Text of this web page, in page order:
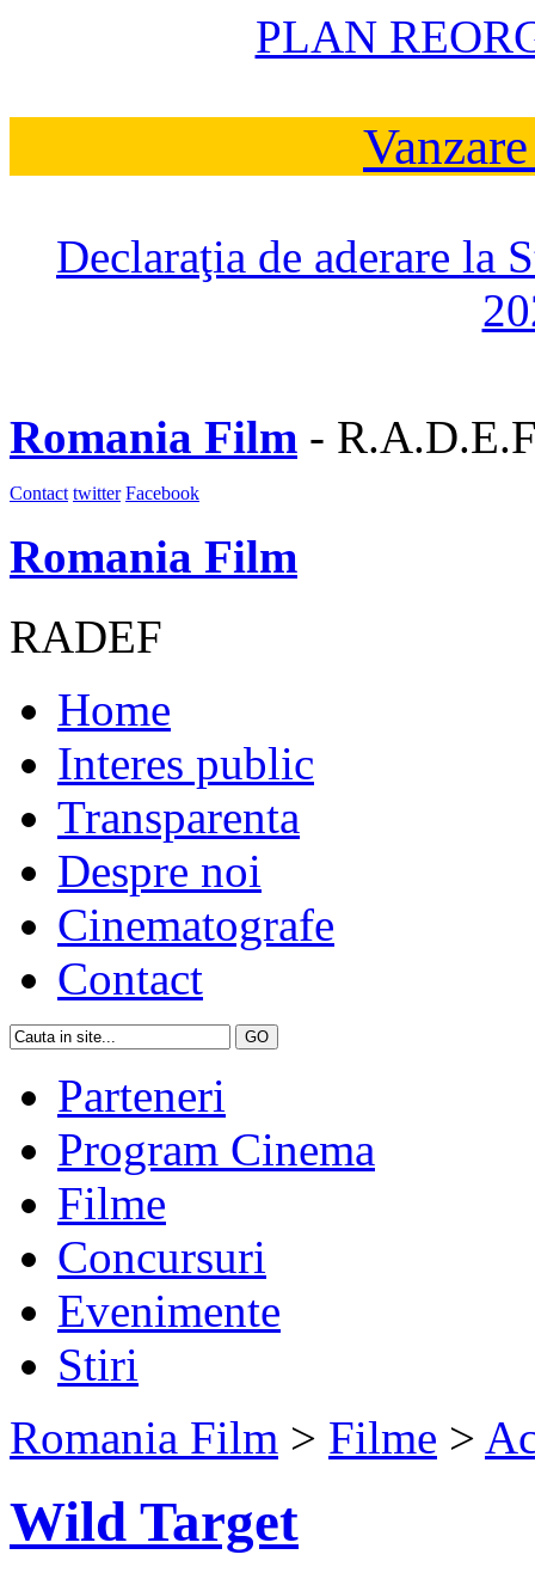
PLAN
Declaraţia de aderare la
Romania Film -
Contact twitter Facebook
Romania Film
RADEF
Home
Interes public
Transparenta
Despre noi
Cinematografe
Contact
Parteneri
Program Cinema
Filme
Concursuri
Evenimente
Stiri
Romania Film > Filme >
Wild Target